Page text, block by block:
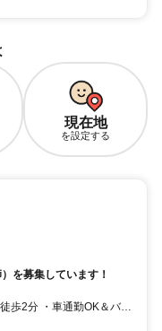
現在地
を設定する
を募集しています！